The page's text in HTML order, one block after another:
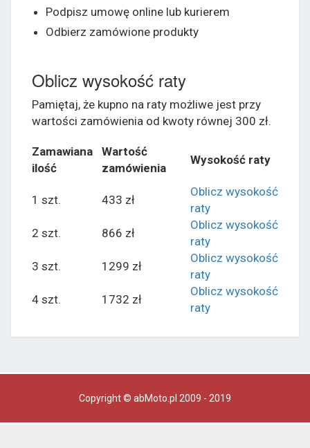
Podpisz umowę online lub kurierem
Odbierz zamówione produkty
Oblicz wysokość raty
Pamiętaj, że kupno na raty możliwe jest przy
wartości zamówienia od kwoty równej 300 zł.
Zamawiana
ilość
Wartość
zamówienia
Wysokość raty
1 szt. 433 zł
Oblicz wysokość
raty
2 szt.
866 zł
Oblicz wysokość
raty
3 szt.
1299 zł
Oblicz wysokość
raty
4 szt.
1732 zł
Oblicz wysokość
raty
Copyright © abMoto.pl 2009 - 2019